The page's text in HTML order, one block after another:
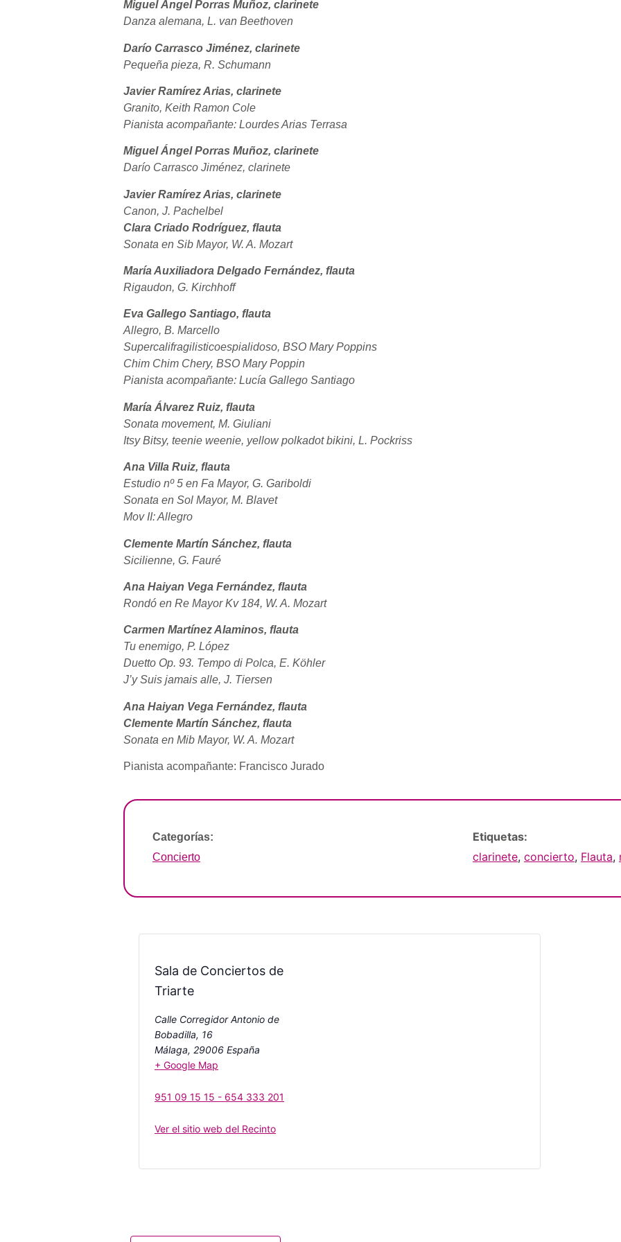
Miguel Ángel Porras Muñoz, clarinete
Danza alemana, L. van Beethoven
Darío Carrasco Jiménez, clarinete
Pequeña pieza, R. Schumann
Javier Ramírez Arias, clarinete
Granito, Keith Ramon Cole
Pianista acompañante: Lourdes Arias Terrasa
Miguel Ángel Porras Muñoz, clarinete
Darío Carrasco Jiménez, clarinete
Javier Ramírez Arias, clarinete
Canon, J. Pachelbel
Clara Criado Rodríguez, flauta
Sonata en Sib Mayor, W. A. Mozart
María Auxiliadora Delgado Fernández, flauta
Rigaudon, G. Kirchhoff
Eva Gallego Santiago, flauta
Allegro, B. Marcello
Supercalifragilisticoespialidoso, BSO Mary Poppins
Chim Chim Chery, BSO Mary Poppin
Pianista acompañante: Lucía Gallego Santiago
María Álvarez Ruiz, flauta
Sonata movement, M. Giuliani
Itsy Bitsy, teenie weenie, yellow polkadot bikini, L. Pockriss
Ana Villa Ruiz, flauta
Estudio nº 5 en Fa Mayor, G. Gariboldi
Sonata en Sol Mayor, M. Blavet
Mov II: Allegro
Clemente Martín Sánchez, flauta
Sicilienne, G. Fauré
Ana Haiyan Vega Fernández, flauta
Rondó en Re Mayor Kv 184, W. A. Mozart
Carmen Martínez Alaminos, flauta
Tu enemigo, P. López
Duetto Op. 93. Tempo di Polca, E. Köhler
J’y Suis jamais alle, J. Tiersen
Ana Haiyan Vega Fernández, flauta
Clemente Martín Sánchez, flauta
Sonata en Mib Mayor, W. A. Mozart
Pianista acompañante: Francisco Jurado
Categorías:
Concierto
Etiquetas:
clarinete, concierto, Flauta,
Sala de Conciertos de
Triarte
Calle Corregidor Antonio de
Bobadilla, 16
Málaga, 29006 España
+ Google Map
951 09 15 15 - 654 333 201
Ver el sitio web del Recinto